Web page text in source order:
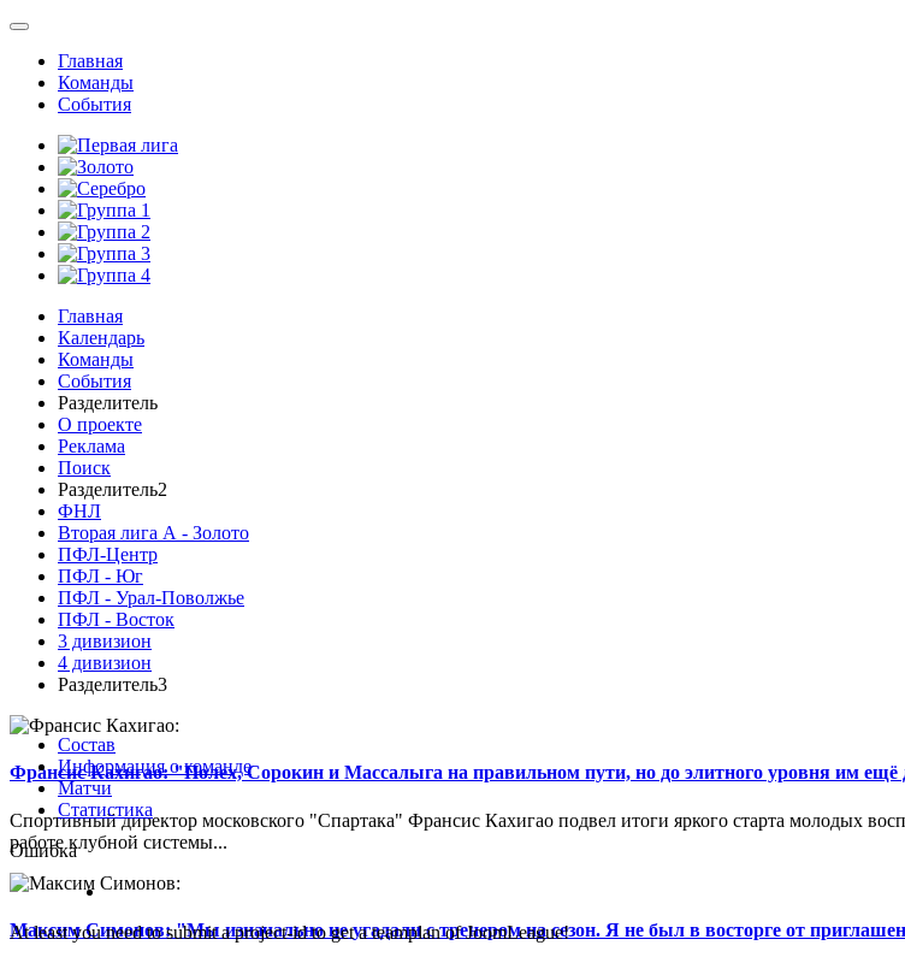
Главная
Команды
События
Главная
Календарь
Команды
События
Разделитель
О проекте
Реклама
Поиск
Разделитель2
ФНЛ
Вторая лига А - Золото
ПФЛ-Центр
ПФЛ - Юг
ПФЛ - Урал-Поволжье
ПФЛ - Восток
3 дивизион
4 дивизион
Разделитель3
Франсис Кахигао: "Полех, Сорокин и Массалыга на правильном пути, но до элитного уровня им ещё
Спортивный директор московского "Спартака" Франсис Кахигао подвел итоги яркого старта молодых
работе клубной системы...
Максим Симонов: "Мы изначально не угадали с тренером на сезон. Я не был в восторге от
Состав
Информация о команде
Матчи
Статистика
Ошибка
At least you need to submit a project-id to get a teamplan of JoomLeague!